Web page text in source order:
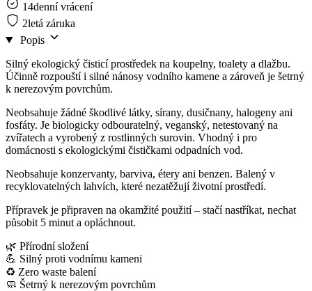
14denní vrácení
2letá záruka
Popis
Silný ekologický čisticí prostředek na koupelny, toalety a dlažbu.
Účinně rozpouští i silné nánosy vodního kamene a zároveň je šetrný
k nerezovým povrchům.
Neobsahuje žádné škodlivé látky, sírany, dusičnany, halogeny ani
fosfáty. Je biologicky odbouratelný, veganský, netestovaný na
zvířatech a vyrobený z rostlinných surovin. Vhodný i pro
domácnosti s ekologickými čističkami odpadních vod.
Neobsahuje konzervanty, barviva, étery ani benzen. Balený v
recyklovatelných lahvích, které nezatěžují životní prostředí.
Přípravek je připraven na okamžité použití – stačí nastříkat, nechat
působit 5 minut a opláchnout.
🌿 Přírodní složení
💪 Silný proti vodnímu kameni
♻️ Zero waste balení
🧼 Šetrný k nerezovým povrchům